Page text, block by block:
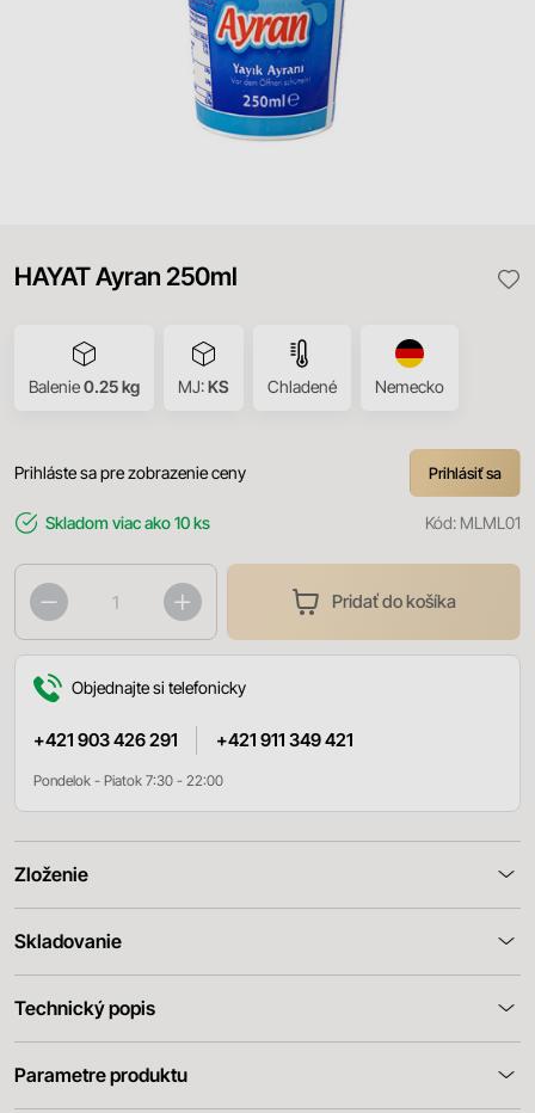
HAYAT Ayran 250ml
Balenie0.25 kg MJ:KS Chladené Nemecko
Prihláste sa pre zobrazenie ceny Prihlásiť sa
Skladom viac ako 10 ks Kód: MLML01
Pridať do košíka
Objednajte si telefonicky
+421 903 426 291 +421 911 349 421
Pondelok - Piatok 7:30 - 22:00
Zloženie
Skladovanie
Technický popis
Parametre produktu